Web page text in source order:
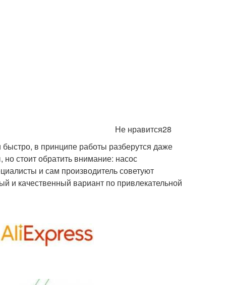
Не нравится28
в принципе работы разберутся даже
стоит обратить внимание: насос
и сам производитель советуют
и качественный вариант по привлекательной